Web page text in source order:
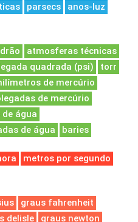
parsecs
anos-luz
atmosferas técnicas
quadrada (psi)
torr
de mercúrio
de mercúrio
água
de água baries
metros por segundo
graus fahrenheit
delisle
graus newton